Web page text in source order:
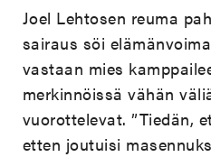
Joel Lehtosen reuma
sairaus söi
vastaan mies
merkinnöissä vähän
vuorottelevat. ”Tiedän,
etten joutuisi